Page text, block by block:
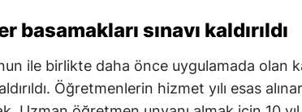
basamakları sınavı kaldırıldı
ile birlikte daha önce uygulamada olan
Öğretmenlerin hizmet yılı esas